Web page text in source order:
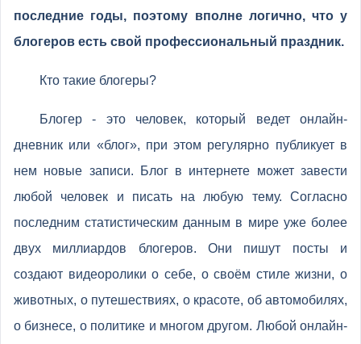
последние годы, поэтому вполне логично, что у
блогеров есть свой профессиональный праздник.
Кто такие блогеры?
Блогер - это человек, который ведет онлайн-
дневник или «блог», при этом регулярно публикует в
нем новые записи. Блог в интернете может завести
любой человек и писать на любую тему. Согласно
последним статистическим данным в мире уже более
двух миллиардов блогеров. Они пишут посты и
создают видеоролики о себе, о своём стиле жизни, о
животных, о путешествиях, о красоте, об автомобилях,
о бизнесе, о политике и многом другом. Любой онлайн-